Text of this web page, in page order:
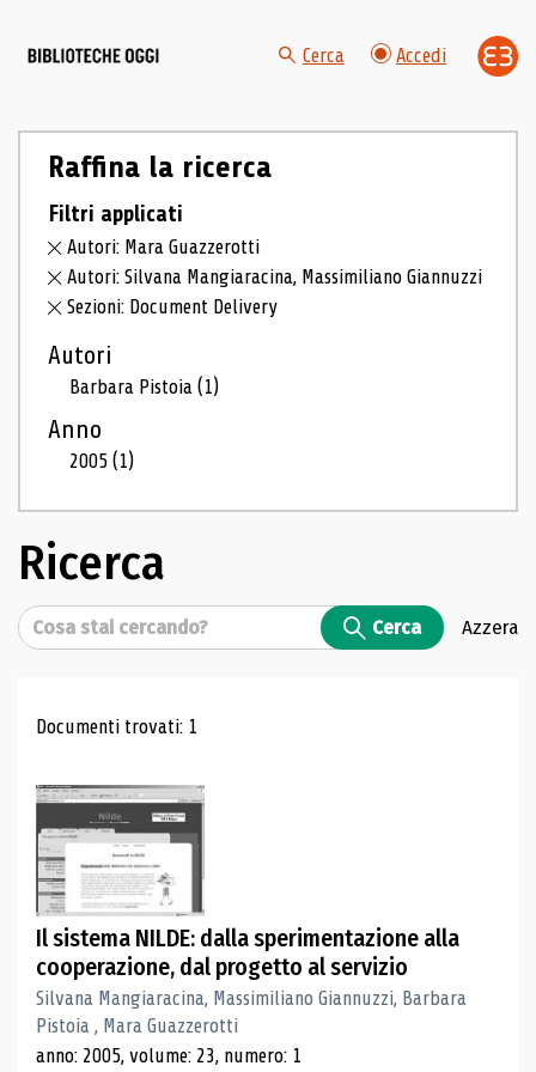
Cerca Accedi
Raffina la ricerca
Filtri applicati
Autori: Mara Guazzerotti
Autori: Silvana Mangiaracina, Massimiliano Giannuzzi
Sezioni: Document Delivery
Autori
Barbara Pistoia(1)
Anno
2005(1)
Ricerca
Cerca Cerca Azzera
Risultati di ricerca
Documenti trovati: 1
Il sistema NILDE: dalla sperimentazione alla
cooperazione, dal progetto al servizio
Silvana Mangiaracina, Massimiliano Giannuzzi, Barbara
Pistoia , Mara Guazzerotti
anno: 2005, volume: 23, numero: 1